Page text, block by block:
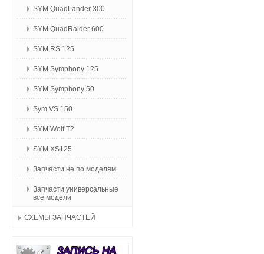
SYM QuadLander 300
SYM QuadRaider 600
SYM RS 125
SYM Symphony 125
SYM Symphony 50
Sym VS 150
SYM Wolf T2
SYM XS125
Запчасти не по моделям
Запчасти универсальные
все модели
СХЕМЫ ЗАПЧАСТЕЙ